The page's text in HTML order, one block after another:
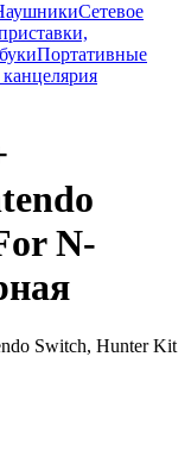
Сетевое
Портативные
N-
Switch, Hunter Kit